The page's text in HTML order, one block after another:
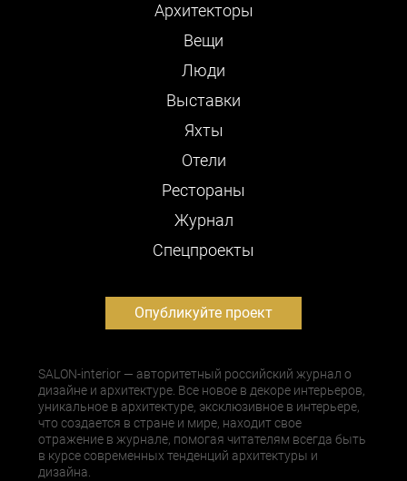
Архитекторы
Вещи
Люди
Выставки
Яхты
Отели
Рестораны
Журнал
Cпецпроекты
Опубликуйте проект
SALON-interior — авторитетный российский журнал о
дизайне и архитектуре. Все новое в декоре интерьеров,
уникальное в архитектуре, эксклюзивное в интерьере,
что создается в стране и мире, находит свое
отражение в журнале, помогая читателям всегда быть
в курсе современных тенденций архитектуры и
дизайна.